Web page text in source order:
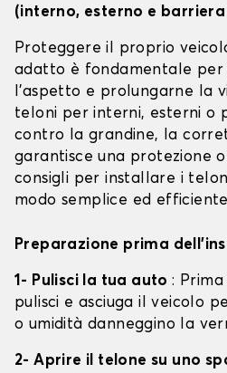
(interno, esterno e
Proteggere il proprio
adatto è fondamentale per
l'aspetto e prolungarne la
teloni per interni, esterni o
contro la grandine, la
garantisce una protezione
consigli per installare i
modo semplice ed
Preparazione prima
1- Pulisci la tua auto:
pulisci e asciuga il veicolo
o umidità danneggino la
2- Aprire il telone su uno